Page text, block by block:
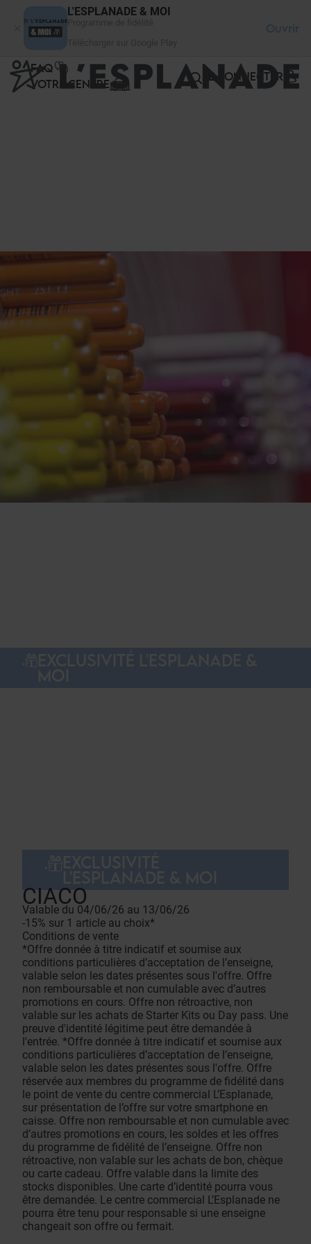
L'ESPLANADE & MOI
Ouvrir
FAQ
VOTRE CENTRE
SE CONNECTER
CIACO
Valable du 04/06/26 au 13/06/26
-15% sur 1 article au choix*
Conditions de vente
*Offre donnée à titre indicatif et soumise aux
conditions particulières d’acceptation de l’enseigne,
valable selon les dates présentes sous l'offre. Offre
non remboursable et non cumulable avec d’autres
promotions en cours. Offre non rétroactive, non
valable sur les achats de Starter Kits ou Day pass. Une
preuve d'identité légitime peut être demandée à
l'entrée. *Offre donnée à titre indicatif et soumise aux
conditions particulières d’acceptation de l’enseigne,
valable selon les dates présentes sous l'offre. Offre
réservée aux membres du programme de fidélité dans
le point de vente du centre commercial L’Esplanade,
sur présentation de l’offre sur votre smartphone en
caisse. Offre non remboursable et non cumulable avec
d’autres promotions en cours, les soldes et les offres
du programme de fidélité de l’enseigne. Offre non
rétroactive, non valable sur les achats de bon, chèque
ou carte cadeau. Offre valable dans la limite des
stocks disponibles. Une carte d’identité pourra vous
être demandée. Le centre commercial L’Esplanade ne
pourra être tenu pour responsable si une enseigne
changeait son offre ou fermait.
Panneau de gestion des cookies